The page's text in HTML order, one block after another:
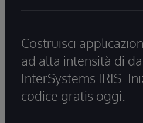
Costruisci
ad alta intensità di
InterSystems IRIS.
codice gratis oggi.